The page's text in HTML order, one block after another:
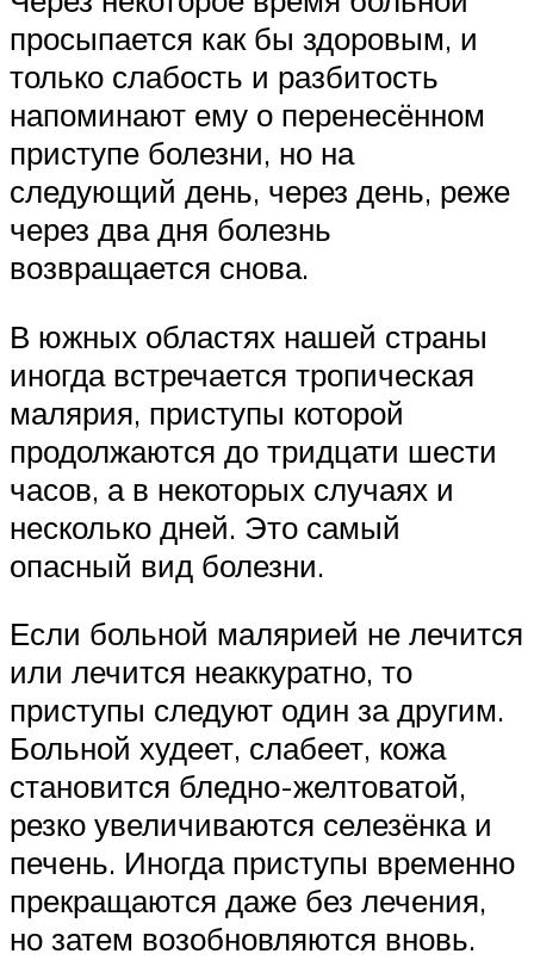
просыпается как бы здоровым, и
только слабость и разбитость
напоминают ему о перенесённом
приступе болезни, но на
следующий день, через день, реже
через два дня болезнь
возвращается снова.
В южных областях нашей страны
иногда встречается тропическая
малярия, приступы которой
продолжаются до тридцати шести
часов, а в некоторых случаях и
несколько дней. Это самый
опасный вид болезни.
Если больной малярией не лечится
или лечится неаккуратно, то
приступы следуют один за другим.
Больной худеет, слабеет, кожа
становится бледно-желтоватой,
резко увеличиваются селезёнка и
печень. Иногда приступы временно
прекращаются даже без лечения,
но затем возобновляются вновь.